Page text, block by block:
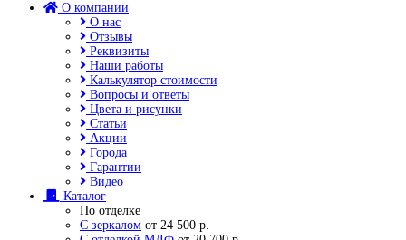
О компании
О нас
Отзывы
Реквизиты
Наши работы
Калькулятор стоимости
Вопросы и ответы
Цвета и рисунки
Статьи
Акции
Города
Гарантии
Видео
Каталог
По отделке
С зеркалом от 24 500 р.